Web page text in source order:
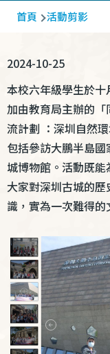
導
連
結
首頁 活動剪影
2024-10-25
本校六年級學生於
加由教育局主辦的
流計劃 ：深圳自然
包括參訪大鵬半島
城博物館。活動既
大家對深圳古城的
識，實為一次難得的